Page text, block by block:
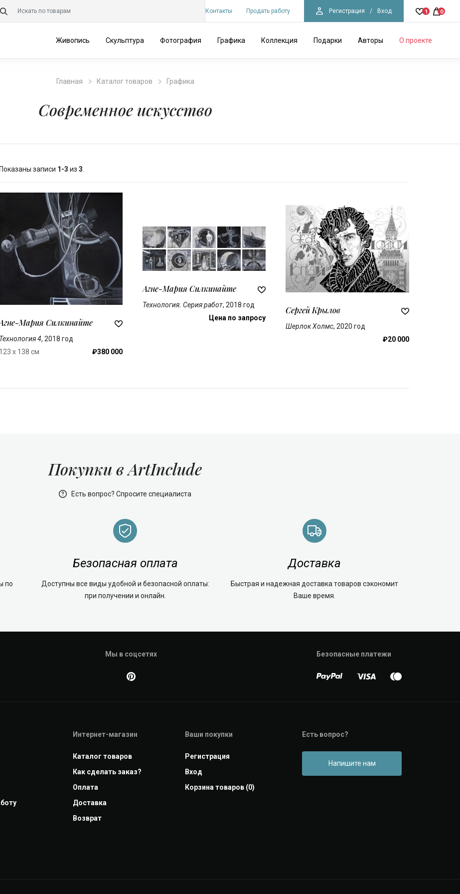
Контакты Продать работу Регистрация / Вход 1 0
Живопись Скульптура Фотография Графика Коллекция Подарки Авторы О проекте
Главная Каталог товаров Графика
Современное искусство
Показаны записи 1-3 из 3
Мария Силкинайте
Технология 4, 2018 год
123 x 138 см
₽380 000
Агне-Мария Силкинайте
Технология. Серия работ, 2018 год
Цена по запросу
Сергей Крылов
Шерлок Холмс, 2020 год
₽20 000
Покупки в ArtInclude
Есть вопрос? Спросите специалиста
по
Безопасная оплата
Доступны все виды удобной и безопасной оплаты:
при получении и онлайн.
Доставка
Быстрая и надежная доставка товаров сэкономит
Ваше время.
Мы в соцсетях Безопасные платежи
Интернет-магазин
Каталог товаров
Как сделать заказ?
Оплата
Доставка
Возврат
Ваши покупки
Регистрация
Вход
Корзина товаров (0)
Есть вопрос?
Напишите нам